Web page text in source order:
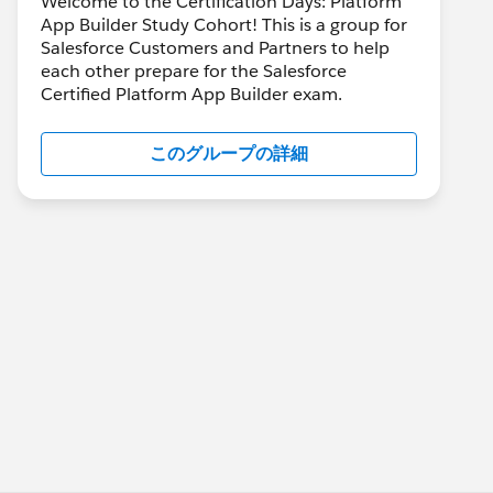
App Builder Study Cohort! This is a group for
Salesforce Customers and Partners to help
each other prepare for the Salesforce
Certified Platform App Builder exam.
このグループの詳細